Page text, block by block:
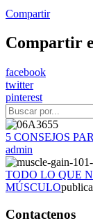
Compartir
Compartir
facebook
twitter
pinterest
5 CONSEJOS
admin
TODO LO QUE
MÚSCULO
Contactenos